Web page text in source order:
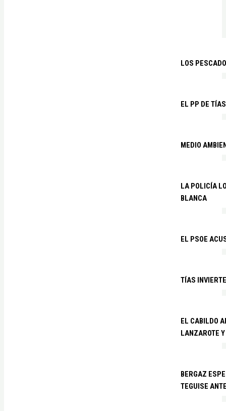
LOS
EL PP DE
MEDIO
LA POLICÍA
BLANCA
EL PSOE
TÍAS
EL CABILDO
LANZAROTE
BERGAZ
TEGUISE